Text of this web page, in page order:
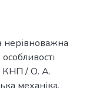
нерівноважна
КНП / О. А.